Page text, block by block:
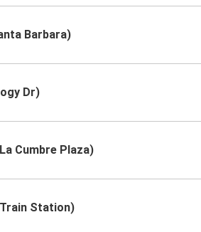
Barbara)
Dr)
Cumbre Plaza)
Station)